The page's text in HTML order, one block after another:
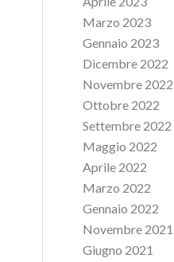
Marzo 2023
Gennaio 2023
Dicembre 2022
Novembre 2022
Ottobre 2022
Settembre 2022
Maggio 2022
Aprile 2022
Marzo 2022
Gennaio 2022
Novembre 2021
Giugno 2021